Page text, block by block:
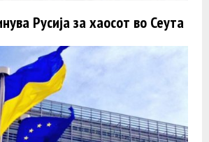
Русија за хаосот во Сеута